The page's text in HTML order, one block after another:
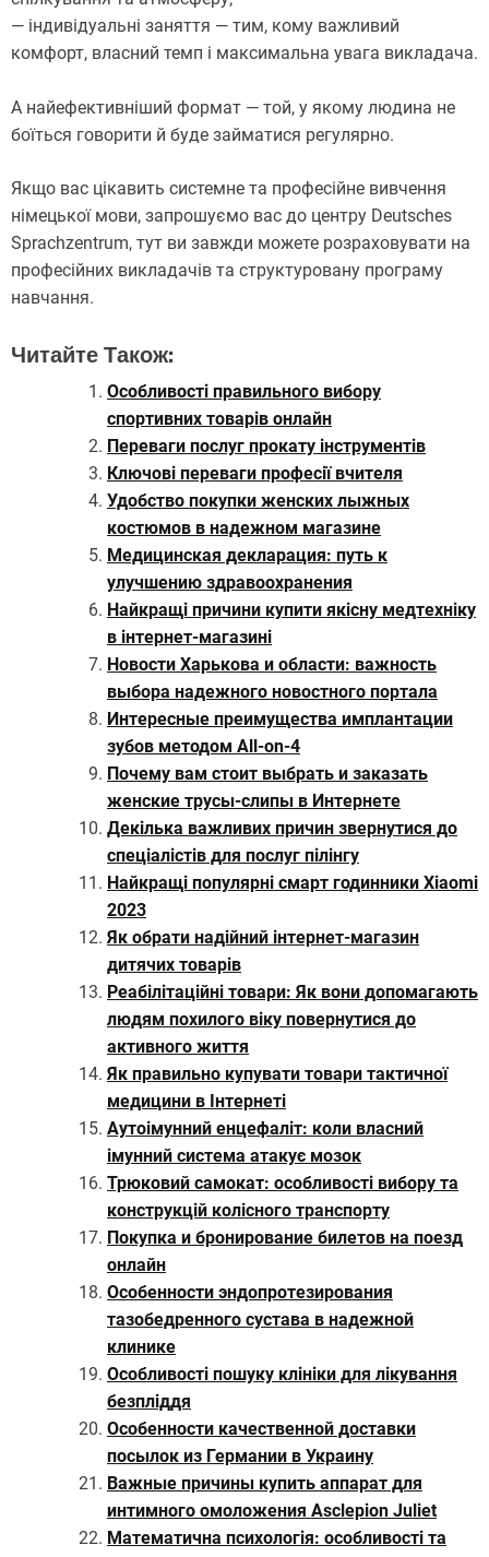
— індивідуальні заняття — тим, кому важливий
комфорт, власний темп і максимальна увага викладача.
А найефективніший формат — той, у якому людина не
боїться говорити й буде займатися регулярно.
Якщо вас цікавить системне та професійне вивчення
німецької мови, запрошуємо вас до центру Deutsches
Sprachzentrum, тут ви завжди можете розраховувати на
професійних викладачів та структуровану програму
навчання.
Читайте Також:
Особливості правильного вибору
спортивних товарів онлайн
Переваги послуг прокату інструментів
Ключові переваги професії вчителя
Удобство покупки женских лыжных
костюмов в надежном магазине
Медицинская декларация: путь к
улучшению здравоохранения
Найкращі причини купити якісну медтехніку
в інтернет-магазині
Новости Харькова и области: важность
выбора надежного новостного портала
Интересные преимущества имплантации
зубов методом All-on-4
Почему вам стоит выбрать и заказать
женские трусы-слипы в Интернете
Декілька важливих причин звернутися до
спеціалістів для послуг пілінгу
Найкращі популярні смарт годинники Xiaomi
2023
Як обрати надійний інтернет-магазин
дитячих товарів
Реабілітаційні товари: Як вони допомагають
людям похилого віку повернутися до
активного життя
Як правильно купувати товари тактичної
медицини в Інтернеті
Аутоімунний енцефаліт: коли власний
імунний система атакує мозок
Трюковий самокат: особливості вибору та
конструкцій колісного транспорту
Покупка и бронирование билетов на поезд
онлайн
Особенности эндопротезирования
тазобедренного сустава в надежной
клинике
Особливості пошуку клініки для лікування
безпліддя
Особенности качественной доставки
посылок из Германии в Украину
Важные причины купить аппарат для
интимного омоложения Asclepion Juliet
Математична психологія: особливості та